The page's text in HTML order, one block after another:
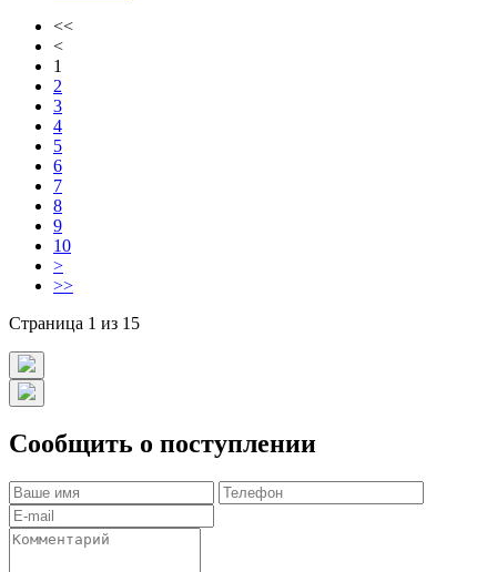
<<
<
1
2
3
4
5
6
7
8
9
10
>
>>
Страница 1 из 15
Сообщить о поступлении